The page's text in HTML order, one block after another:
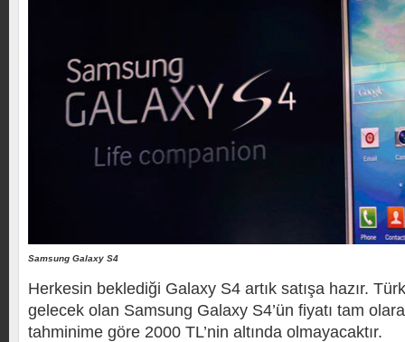
Samsung Galaxy S4
Herkesin beklediği Galaxy S4 artık satışa hazır.
gelecek olan Samsung Galaxy S4’ün fiyatı tam
tahminime göre 2000 TL’nin altında olmayacaktır.